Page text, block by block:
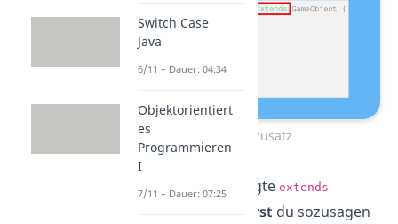
extend Zusatz
Durch das angehängte extends
erweiterst du sozusagen
Switch Case
Java
6/11 – Dauer: 04:34
Objektorientiert
es
Programmieren
I
7/11 – Dauer: 07:25